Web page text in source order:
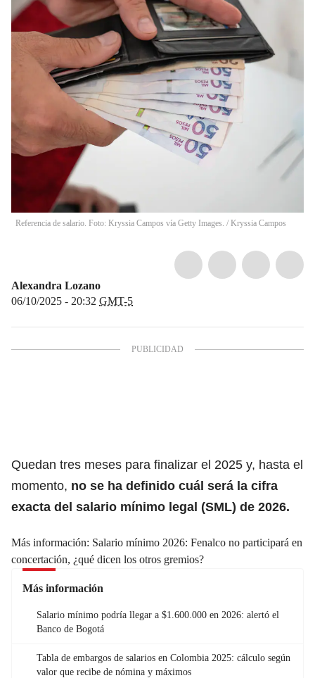
Referencia de salario. Foto: Kryssia Campos vía Getty Images. / Kryssia Campos
Alexandra Lozano
06/10/2025 - 20:32 GMT-5
Quedan tres meses para finalizar el 2025 y, hasta el
momento, no se ha definido cuál será la cifra
exacta del salario mínimo legal (SML) de 2026.
Más información: Salario mínimo 2026: Fenalco no participará en
concertación, ¿qué dicen los otros gremios?
Más información
Salario mínimo podría llegar a $1.600.000 en 2026: alertó el
Banco de Bogotá
Tabla de embargos de salarios en Colombia 2025: cálculo según
valor que recibe de nómina y máximos